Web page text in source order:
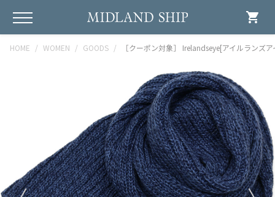
shopping_cart
HOME WOMEN GOODS ［クーポン対象］ Irelandseye[アイルランズ